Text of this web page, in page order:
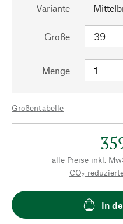
Variante
Größe
Menge
Größentabelle
alle Preise inkl.
CO₂-
In